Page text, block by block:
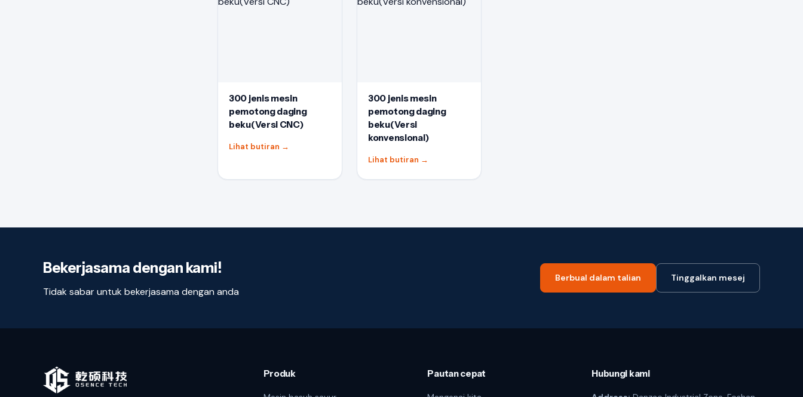
300 jenis mesin
pemotong daging
beku(Versi CNC)
Lihat butiran →
300 jenis mesin
pemotong daging
beku(Versi
konvensional)
Lihat butiran →
Bekerjasama dengan kami!
Tidak sabar untuk bekerjasama dengan anda
Berbual dalam talian Tinggalkan mesej
Produk Pautan cepat Hubungi kami